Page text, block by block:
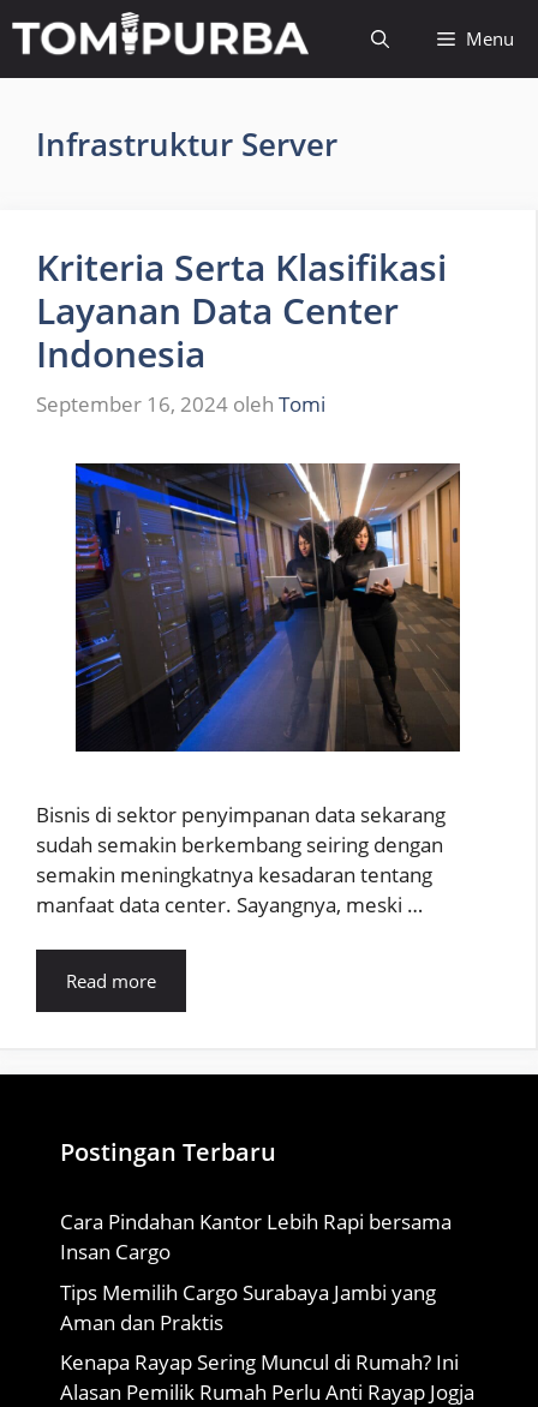
isi
Menu
Infrastruktur Server
Kriteria Serta Klasifikasi
Layanan Data Center
Indonesia
September 16, 2024 oleh Tomi
Bisnis di sektor penyimpanan data sekarang
sudah semakin berkembang seiring dengan
semakin meningkatnya kesadaran tentang
manfaat data center. Sayangnya, meski …
Read more
Postingan Terbaru
Cara Pindahan Kantor Lebih Rapi bersama
Insan Cargo
Tips Memilih Cargo Surabaya Jambi yang
Aman dan Praktis
Kenapa Rayap Sering Muncul di Rumah? Ini
Alasan Pemilik Rumah Perlu Anti Rayap Jogja